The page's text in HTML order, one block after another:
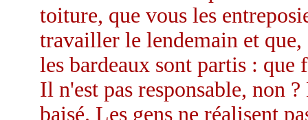
toiture, que vous les
travailler le lendemain et
les bardeaux sont partis : que
Il n'est pas responsable, non
baisé. Les gens ne réalisent